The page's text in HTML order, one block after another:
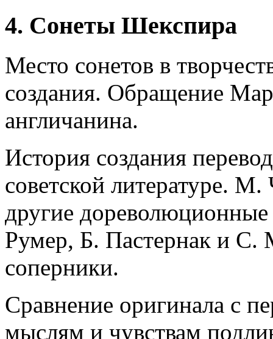
4. Сонеты Шекспира
Место сонетов в
создания. Обращение
англичанина.
История создания
советской литературе.
другие
Румер, Б. Пастернак и С.
соперники.
Сравнение оригинала с
мыслям и чувствам